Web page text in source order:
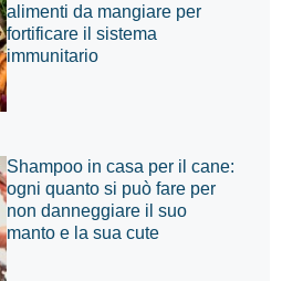
alimenti da mangiare per
fortificare il sistema
immunitario
Shampoo in casa per il cane:
ogni quanto si può fare per
non danneggiare il suo
manto e la sua cute